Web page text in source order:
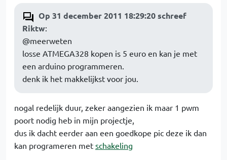
Op 31 december 2011 18:29:20 schreef
Riktw:
@meerweten
losse ATMEGA328 kopen is 5 euro en kan je met
een arduino programmeren.
denk ik het makkelijkst voor jou.
nogal redelijk duur, zeker aangezien ik maar 1 pwm
poort nodig heb in mijn projectje,
dus ik dacht eerder aan een goedkope pic deze ik dan
kan programeren met schakeling